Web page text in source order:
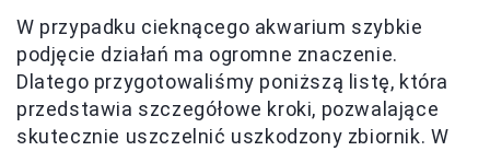
W przypadku cieknącego akwarium szybkie
podjęcie działań ma ogromne znaczenie.
Dlatego przygotowaliśmy poniższą listę, która
przedstawia szczegółowe kroki, pozwalające
skutecznie uszczelnić uszkodzony zbiornik. W